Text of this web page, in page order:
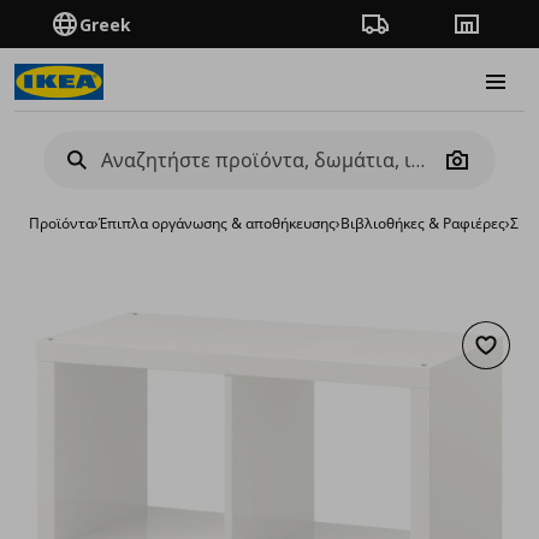
Greek Πορεία παραγγελίας
Camera
Προϊόντα›Έπιπλα οργάνωσης & αποθήκευσης›Βιβλιοθήκες & Ραφιέρες›